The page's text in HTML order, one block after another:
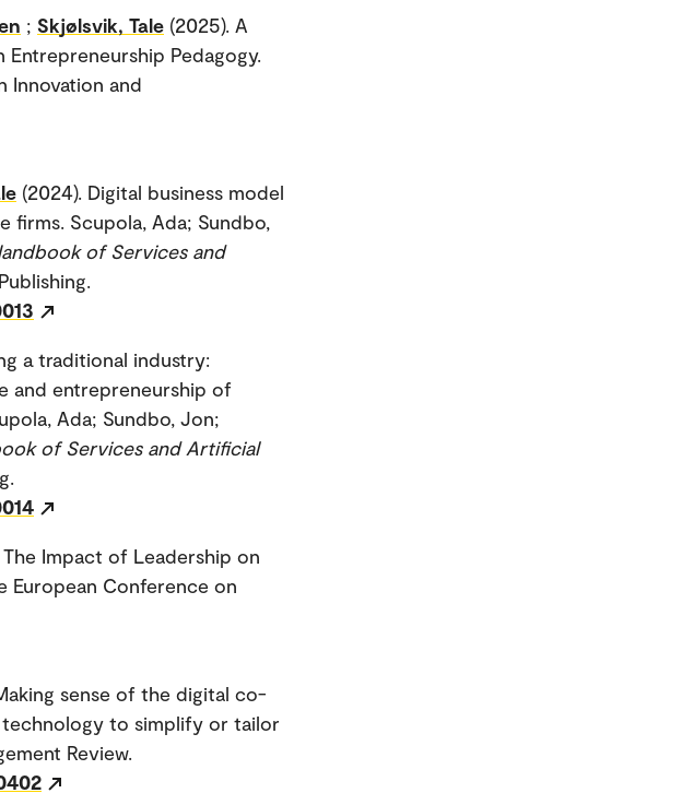
; Skjølsvik, Tale (2025). A
Entrepreneurship Pedagogy.
Innovation and
(2024). Digital business model
firms. Scupola, Ada; Sundbo,
of Services and
a traditional industry:
and entrepreneurship of
Ada; Sundbo, Jon;
of Services and Artificial
The Impact of Leadership on
European Conference on
sense of the digital co-
to simplify or tailor
Review.